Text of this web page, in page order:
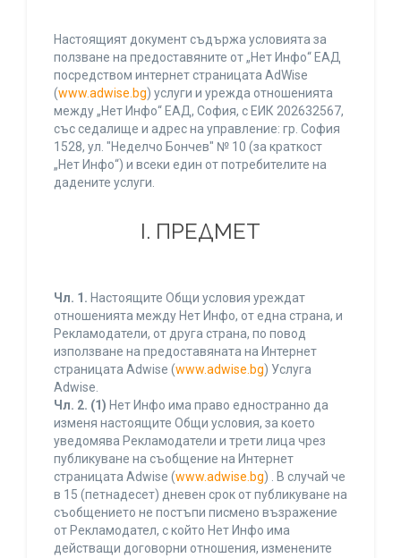
Настоящият документ съдържа условията за
ползване на предоставяните от „Нет Инфо“ ЕАД
посредством интернет страницата AdWise
(www.adwise.bg) услуги и урежда отношенията
между „Нет Инфо“ ЕАД, София, с ЕИК 202632567,
със седалище и адрес на управление: гр. София
1528, ул. "Неделчо Бончев" № 10 (за краткост
„Нет Инфо“) и всеки един от потребителите на
дадените услуги.
І. ПРЕДМЕТ
Чл. 1. Настоящите Общи условия уреждат
отношенията между Нет Инфо, от една страна, и
Рекламодатели, от друга страна, по повод
използване на предоставяната на Интернет
страницата Adwise (www.adwise.bg) Услуга
Adwise.
Чл. 2. (1) Нет Инфо има право едностранно да
изменя настоящите Общи условия, за което
уведомява Рекламодатели и трети лица чрез
публикуване на съобщение на Интернет
страницата Adwise (www.adwise.bg) . В случай че
в 15 (петнадесет) дневен срок от публикуване на
съобщението не постъпи писмено възражение
от Рекламодател, с който Нет Инфо има
действащи договорни отношения, изменените